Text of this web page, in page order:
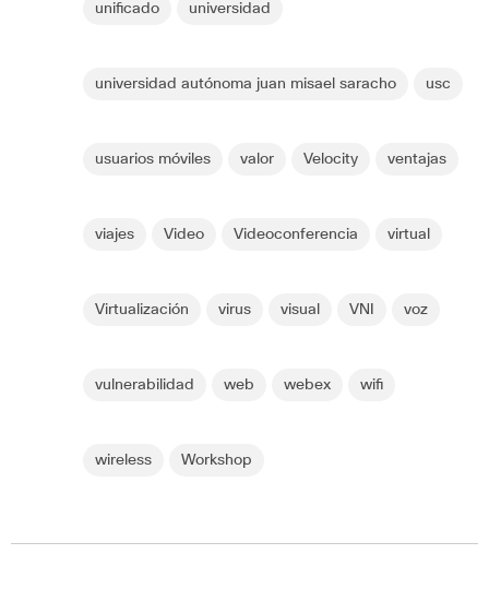
unificado universidad
universidad autónoma juan misael saracho usc
usuarios móviles valor Velocity ventajas
viajes Video Videoconferencia virtual
Virtualización virus visual VNI voz
vulnerabilidad web webex wifi
wireless Workshop